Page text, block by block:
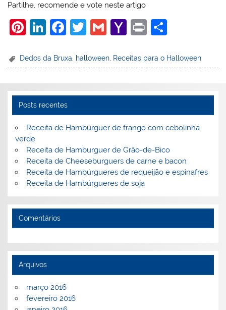
Partilhe, recomende e vote neste artigo
Pi
er
st
Li
k
dI
n
F
c
b
o
o
T
itt
G
ai
Y
h
o
ai
Pr
t
ar
Dedos da Bruxa halloween Receitas para o Halloween
Posts recentes
Receita de Hambúrguer de frango com cebolinha
verde
Receita de Hamburguer de Grão-de-Bico
Receita de Cheeseburguers de carne e bacon
Receita de Hambúrgueres de requeijão e espinafres
Receita de Hambúrgueres de soja
Comentários
Arquivos
março 2016
fevereiro 2016